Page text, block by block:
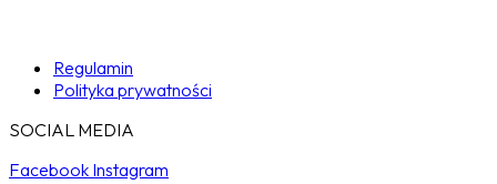
Regulamin
Polityka prywatności
SOCIAL MEDIA
Facebook Instagram